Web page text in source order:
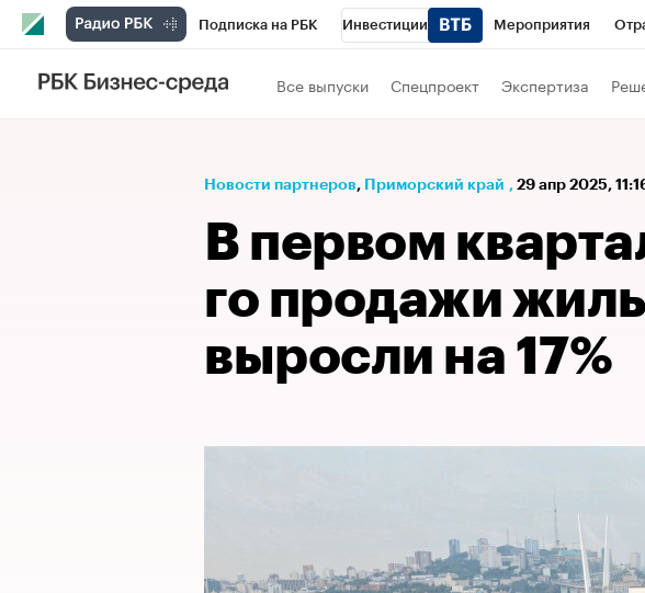
Подписка на РБК Инвестиции Мероприятия
Телеканал
Спецпроекты
Рынок наличной валюты
Все выпуски Спецпроект Экспертиза
Новости партнеров⁠, Приморский край , 29 апр 2025,
В первом
го продажи
выросли на 17%